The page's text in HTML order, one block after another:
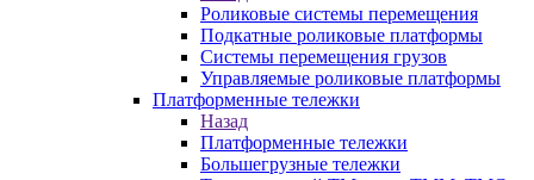
Роликовые системы перемещения
Подкатные роликовые платформы
Системы перемещения грузов
Управляемые роликовые платформы
Платформенные тележки
Назад
Платформенные тележки
Большегрузные тележки